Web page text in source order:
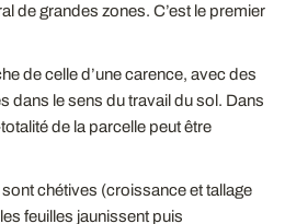
de grandes zones. C’est le premier
de celle d’une carence, avec des
dans le sens du travail du sol. Dans
de la parcelle peut être
chétives (croissance et tallage
feuilles jaunissent puis